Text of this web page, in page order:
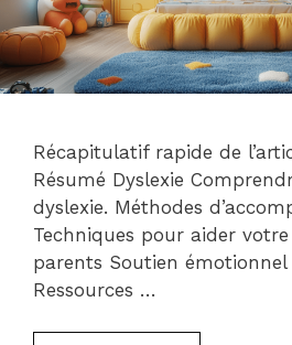
Récapitulatif rapide de
Résumé Dyslexie
dyslexie. Méthodes
Techniques pour aider
parents Soutien
Ressources …